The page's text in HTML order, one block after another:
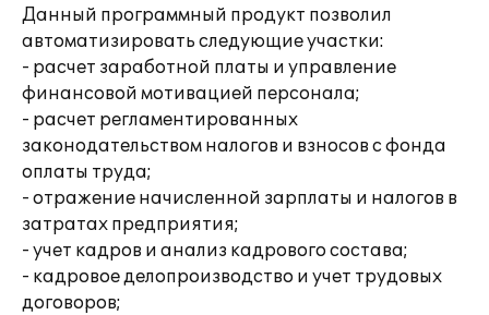
Данный программный продукт позволил
автоматизировать следующие участки:
- расчет заработной платы и управление
финансовой мотивацией персонала;
- расчет регламентированных
законодательством налогов и взносов с фонда
оплаты труда;
- отражение начисленной зарплаты и налогов в
затратах предприятия;
- учет кадров и анализ кадрового состава;
- кадровое делопроизводство и учет трудовых
договоров;